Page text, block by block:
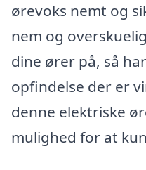
ørevoks nemt og
nem og
dine ører på, så
opfindelse der er
denne elektriske
mulighed for at